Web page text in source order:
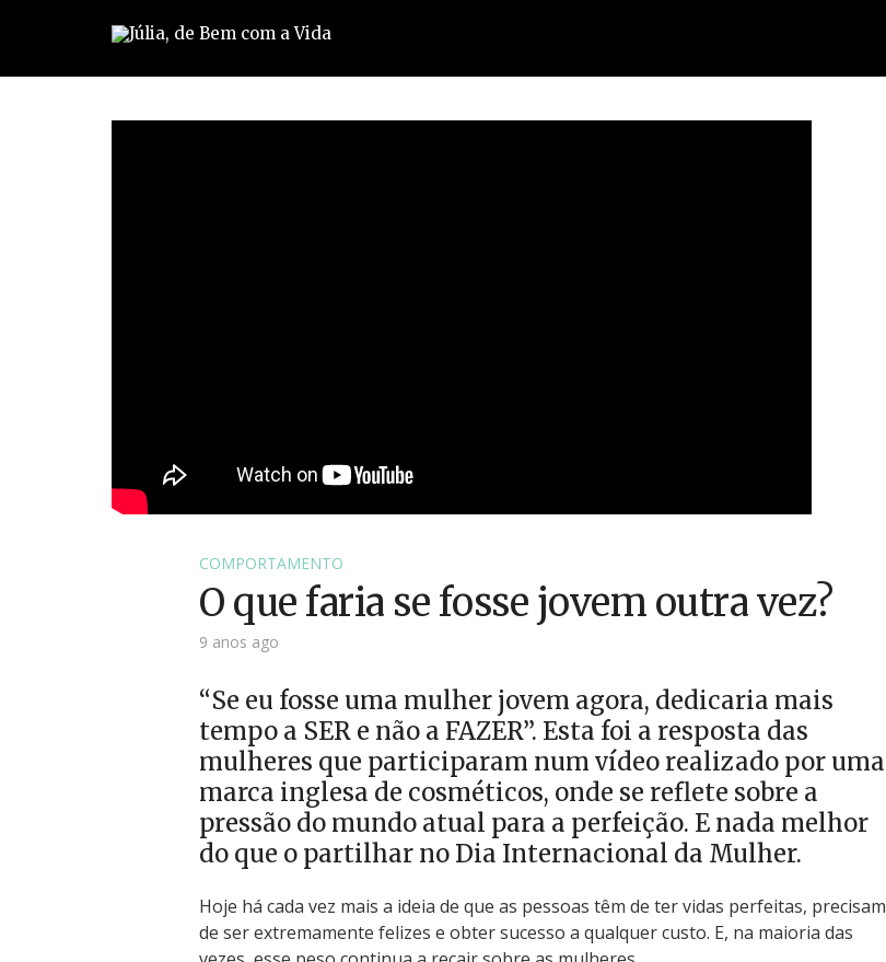
COMPORTAMENTO
O que faria se fosse jovem outra vez?
9 anos ago
“Se eu fosse uma mulher jovem agora, dedicaria mais
tempo a SER e não a FAZER”. Esta foi a resposta das
mulheres que participaram num vídeo realizado por uma
marca inglesa de cosméticos, onde se reflete sobre a
pressão do mundo atual para a perfeição. E nada melhor
do que o partilhar no Dia Internacional da Mulher.
Hoje há cada vez mais a ideia de que as pessoas têm de ter vidas perfeitas, precisam
de ser extremamente felizes e obter sucesso a qualquer custo. E, na maioria das